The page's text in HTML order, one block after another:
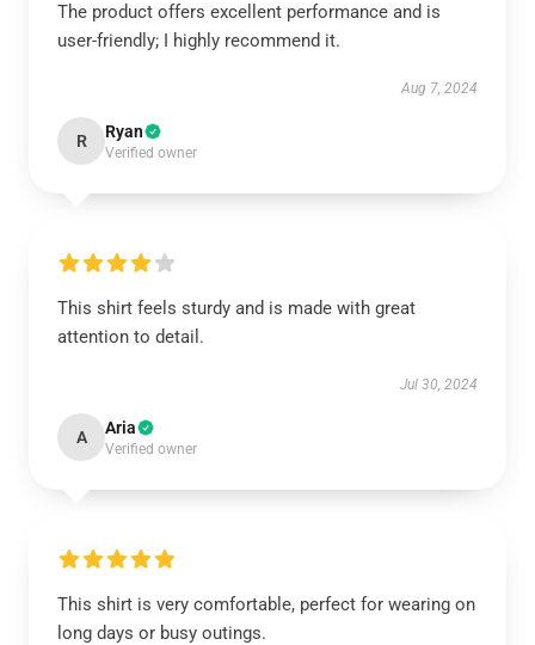
The product offers excellent performance and is
user-friendly; I highly recommend it.
Aug 7, 2024
R Ryan
Verified owner
This shirt feels sturdy and is made with great
attention to detail.
Jul 30, 2024
A Aria
Verified owner
This shirt is very comfortable, perfect for wearing on
long days or busy outings.